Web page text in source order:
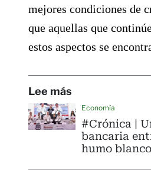
mejores condiciones de
que aquellas que
estos aspectos se
Lee más
Economía
#Crónica |
bancaria
humo